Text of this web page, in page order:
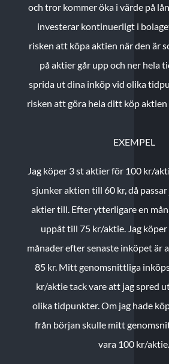
och tror kommer öka i värde på
investerar kontinuerligt i
risken att köpa aktien när den är
på aktier går upp och ner hela
sprida ut dina inköp vid olika
risken att göra hela ditt köp
EXEMPEL
Jag köper 3 st aktier för 100 kr/
sjunker aktien till 60 kr, då
aktier till. Efter ytterligare en
uppåt till 75 kr/aktie. Jag
månader efter senaste inköpet är
85 kr. Mitt genomsnittliga
kr/aktie tack vare att jag spred
olika tidpunkter. Om jag hade
från början skulle mitt
vara 100 kr/aktie.